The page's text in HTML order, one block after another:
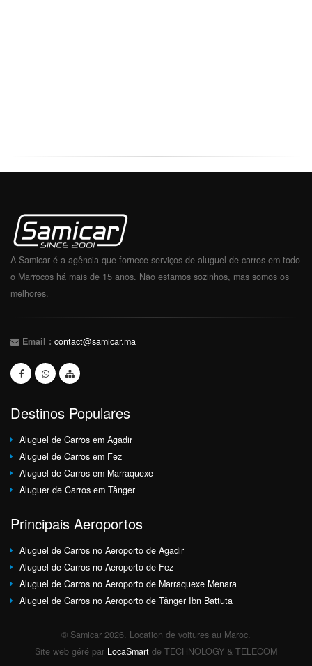
A Samicar é a agência que fornece serviços de aluguel de carros em todo
o Marrocos há mais de 15 anos. Não estamos sozinhos, mas somos os
melhores.
Email : contact@samicar.ma
Destinos Populares
Aluguel de Carros em Agadir
Aluguel de Carros em Fez
Aluguel de Carros em Marraquexe
Aluguer de Carros em Tânger
Principais Aeroportos
Aluguel de Carros no Aeroporto de Agadir
Aluguel de Carros no Aeroporto de Fez
Aluguel de Carros no Aeroporto de Marraquexe Menara
Aluguel de Carros no Aeroporto de Tânger Ibn Battuta
© Samicar 2026. Location de voitures au Maroc.
Site web géré par LocaSmart de TECHNOLOGY & TELECOM